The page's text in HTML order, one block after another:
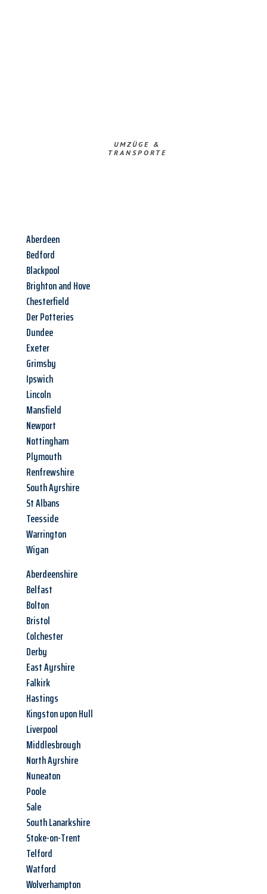
UMZÜGE &
TRANSPORTE
Aberdeen
Bedford
Blackpool
Brighton and Hove
Chesterfield
Der Potteries
Dundee
Exeter
Grimsby
Ipswich
Lincoln
Mansfield
Newport
Nottingham
Plymouth
Renfrewshire
South Ayrshire
St Albans
Teesside
Warrington
Wigan
Aberdeenshire
Belfast
Bolton
Bristol
Colchester
Derby
East Ayrshire
Falkirk
Hastings
Kingston upon Hull
Liverpool
Middlesbrough
North Ayrshire
Nuneaton
Poole
Sale
South Lanarkshire
Stoke-on-Trent
Telford
Watford
Wolverhampton